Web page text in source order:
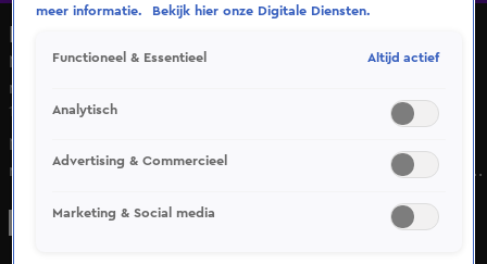
Nieuwe Kamerverkiezingen kosten gemeenten ruim 100
miljoen euro
10 juni 2025, 17:09
Nieuwe verkiezingen in oktober 2025 kosten gemeenten
naar schatting 105 miljoen euro. Gemeenten moeten deze
voorbereidingstijd.
meer informatie.
Bekijk hier onze Digitale Diensten.
Functioneel & Essentieel Altijd actief
Analytisch
Advertising & Commercieel
Marketing & Social media